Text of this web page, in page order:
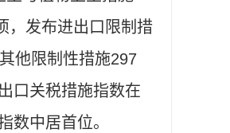
，发布进出口限制措
他限制性措施297
口关税措施指数在
数中居首位。